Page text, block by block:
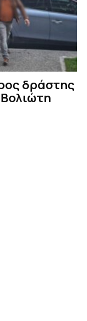
δράστης